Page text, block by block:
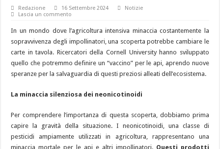
Redazione 16 Settembre 2024
Notizie
Lascia un commento
In un mondo dove l’agricoltura intensiva minaccia costantemente la
sopravvivenza degli impollinatori, una scoperta potrebbe cambiare le
carte in tavola. Ricercatori della Cornell University hanno sviluppato
quello che potremmo definire un “vaccino” per le api, aprendo nuove
speranze per la salvaguardia di questi preziosi alleati dell’ecosistema.
La minaccia silenziosa dei neonicotinoidi
Per comprendere l’importanza di questa scoperta, dobbiamo prima
capire la gravità della situazione. I neonicotinoidi, una classe di
pesticidi ampiamente utilizzati in agricoltura, rappresentano una
minaccia mortale per le api e altri impollinatori. Questi prodotti